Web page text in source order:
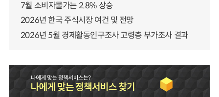
7월 소비자물가는 2.8% 상승
2026년 한국 주식시장 여건 및 전망
2026년 5월 경제활동인구조사 고령층 부가조사 결과